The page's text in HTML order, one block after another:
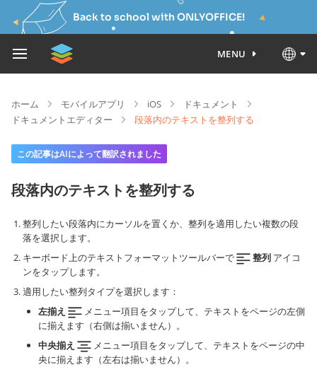
Back to school with ONLYOFFICE!
MENU
ホーム モバイルアプリ iOS
ドキュメント
ドキュメントエディター
段落内のテキストを整列する
この記事はAIによって翻訳されました
段落内のテキストを整列する
整列したい段落内にカーソルを置くか、整列を適用したい複数の段
落を選択します。
キーボード上のテキストフォーマットツールバーで
整列 アイコ
ンをタップします。
適用したい整列タイプを選択します：
左揃え
メニュー項目をタップして、テキストをページの左側
に揃えます（右側は揃いません）。
中央揃え
メニュー項目をタップして、テキストをページの中
央に揃えます（左右は揃いません）。